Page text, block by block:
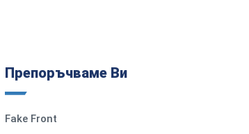
Препоръчваме Ви
Fake Front